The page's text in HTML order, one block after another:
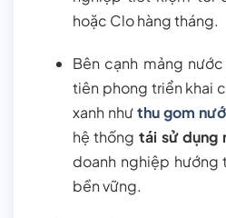
hoặc Clo hàng tháng.
Bên cạnh mảng
tiên phong triển khai
xanh nhưthu gom
hệ thốngtái sử dụng
doanh nghiệp hướng
bền vững.